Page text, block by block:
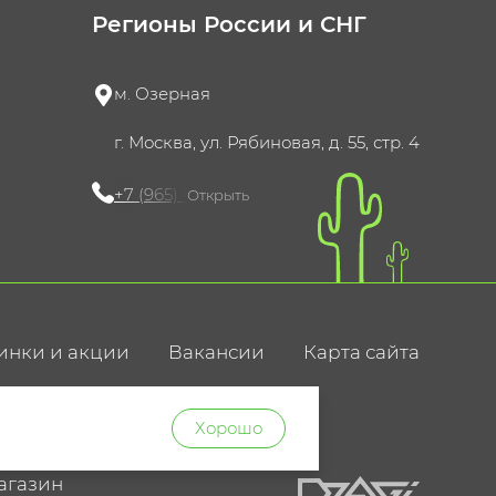
Регионы России и СНГ
м. Озерная
г. Москва, ул. Рябиновая, д. 55, стр. 4
+7 (965) 420-10-10
Открыть
и акции Вакансии Карта сайта
Хорошо